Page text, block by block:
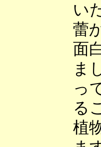
い
蕾
面
ま
っ
る
植